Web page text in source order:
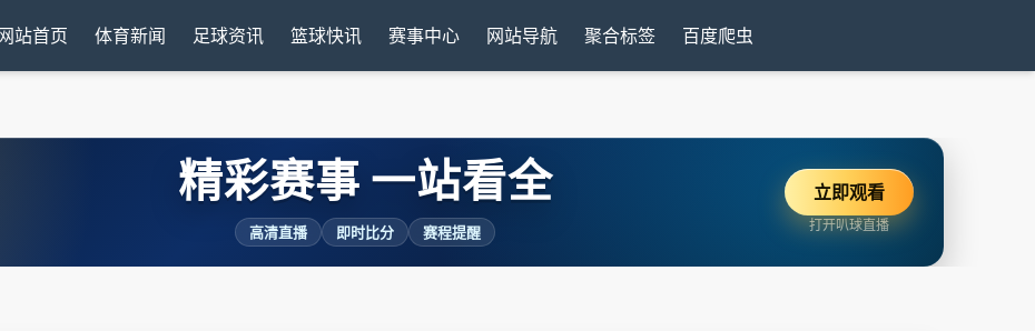
网站首页 体育新闻 足球资讯 篮球快讯 赛事中心 网站导航 聚合标签 百度爬虫
精彩赛事 一站看全
高清直播 即时比分 赛程提醒
立即观看
打开叭球直播